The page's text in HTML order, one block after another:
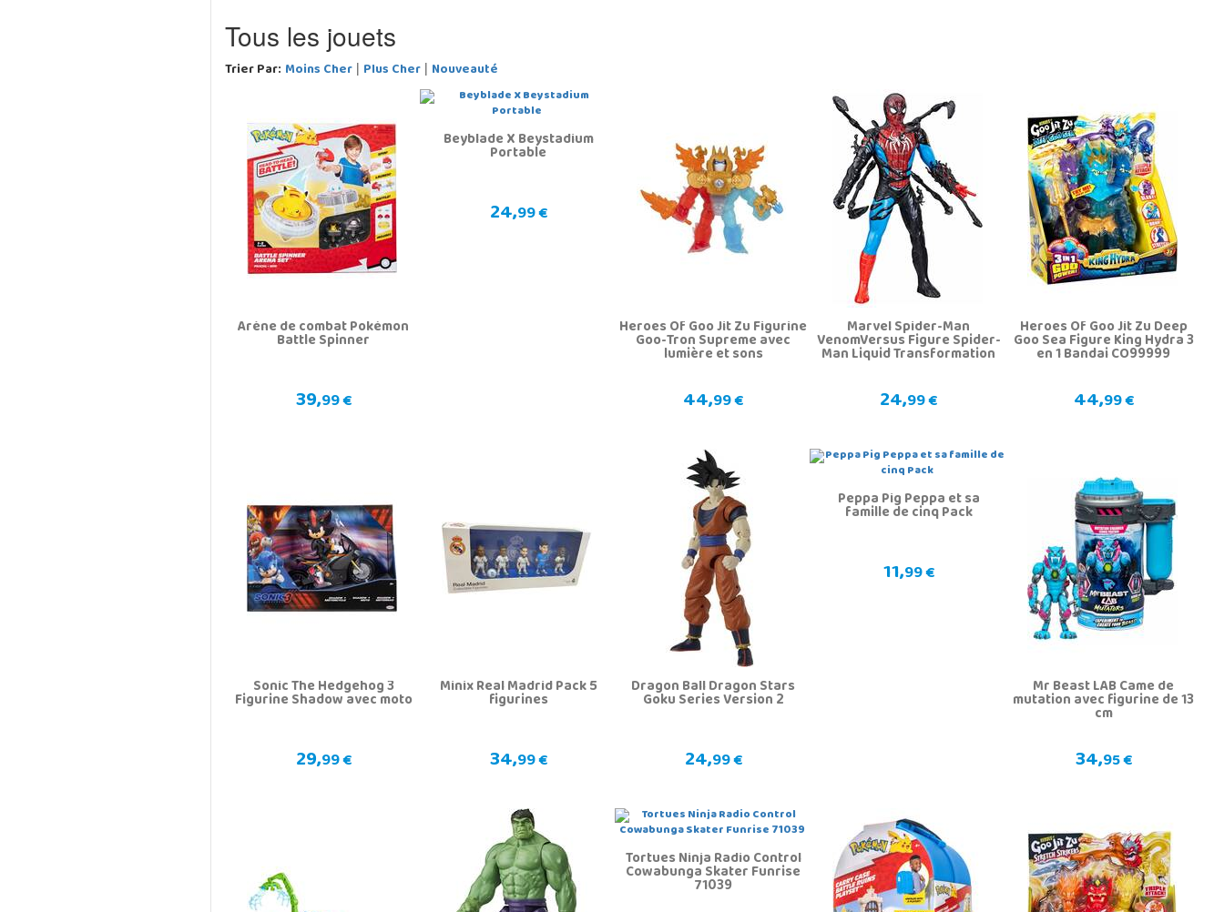
Tous les jouets
Trier Par: Moins Cher| Plus Cher| Nouveauté
Arène de combat Pokémon
Battle Spinner
39,99 €
Beyblade X Beystadium
Portable
24,99 €
Heroes Of Goo Jit Zu Figurine
Goo-Tron Supreme avec
lumière et sons
44,99 €
Marvel Spider-Man
VenomVersus Figure Spider-
Man Liquid Transformation
24,99 €
Heroes Of Goo Jit Zu Deep
Goo Sea Figure King Hydra 3
en 1 Bandai CO99999
44,99 €
Sonic The Hedgehog 3
Figurine Shadow avec moto
29,99 €
Minix Real Madrid Pack 5
figurines
34,99 €
Dragon Ball Dragon Stars
Goku Series Version 2
24,99 €
Peppa Pig Peppa et sa
famille de cinq Pack
11,99 €
Mr Beast LAB Came de
mutation avec figurine de 13
cm
34,95 €
Tortues Ninja Radio Control
Cowabunga Skater Funrise
71039